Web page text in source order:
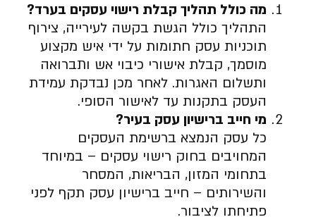
מה כולל תהליך קבלת רישוי עסקים בערד?
התהליך כולל הגשת בקשה לעירייה, צירוף
תוכניות עסק חתומות על ידי איש מקצוע
מוסמך, קבלת אישורי כיבוי אש ותברואה
ותשלום האגרות. לאחר מכן נבדקת עמידת
העסק בתקנות עד לאישור הסופי.
מי חייב ברישיון עסק בעיר?
כל עסק הנמצא ברשימת העסקים
המחויבים בחוק רישוי עסקים – במיוחד
בתחומי המזון, הבריאות, המסחר
והשירותים – חייב ברישיון עסק תקף לפני
פתיחתו לציבור.